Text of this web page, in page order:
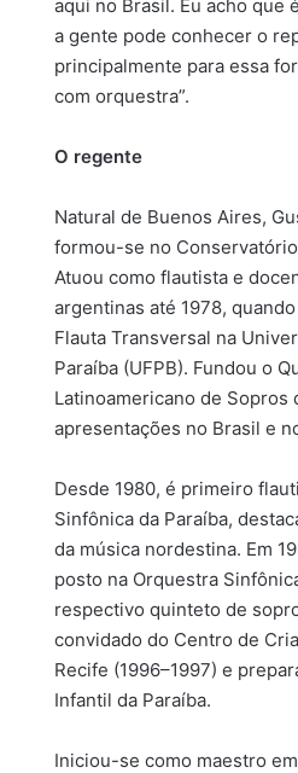
aqui no Brasil. Eu acho que
a gente pode conhecer o
principalmente para essa
com orquestra”.
O regente
Natural de Buenos Aires,
formou-se no
Atuou como flautista e
argentinas até 1978,
Flauta Transversal na
Paraíba (UFPB). Fundou o
Latinoamericano de Sopros
apresentações no Brasil e
Desde 1980, é primeiro
Sinfônica da Paraíba,
da música nordestina. Em
posto na Orquestra
respectivo quinteto de
convidado do Centro de
Recife (1996–1997) e
Infantil da Paraíba.
Iniciou-se como maestro